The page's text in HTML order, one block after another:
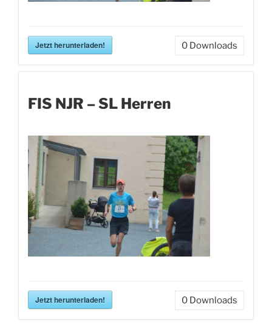
Jetzt herunterladen! 0 Downloads
FIS NJR – SL Herren
Jetzt herunterladen! 0 Downloads